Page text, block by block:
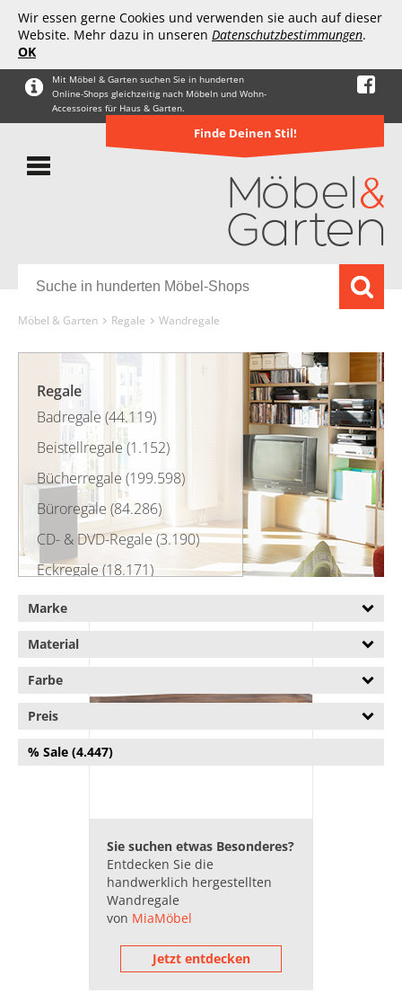
Wir essen gerne Cookies und verwenden sie auch auf dieser
Website. Mehr dazu in unseren Datenschutzbestimmungen.
OK
Mit Möbel & Garten suchen Sie in hunderten
Online-Shops gleichzeitig nach Möbeln und Wohn-
Accessoires für Haus & Garten.
Finde Deinen Stil!
Möbel & Garten Regale Wandregale
Regale
Badregale (44.119)
Beistellregale (1.152)
Bücherregale (199.598)
Büroregale (84.286)
CD- & DVD-Regale (3.190)
Eckregale (18.171)
IKEA Billy (272)
Regalsysteme (20.696)
Regalwürfel (316)
Schuhregale (47.453)
Wandregale für die Küche
Würfel-Wandregale (749)
Marke
Material
Farbe
Preis
% Sale (4.447)
Sie suchen etwas Besonderes?
Entdecken Sie die
handwerklich hergestellten
Wandregale
von MiaMöbel
Jetzt entdecken